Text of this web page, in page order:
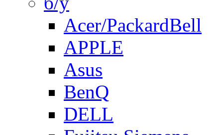
Acer/PackardBell
APPLE
Asus
BenQ
DELL